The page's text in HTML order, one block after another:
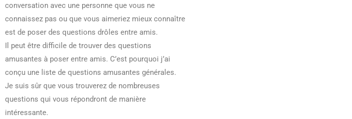
conversation avec une personne que vous ne
connaissez pas ou que vous aimeriez mieux connaître
est de poser des questions drôles entre amis.
Il peut être difficile de trouver des questions
amusantes à poser entre amis. C’est pourquoi j’ai
conçu une liste de questions amusantes générales.
Je suis sûr que vous trouverez de nombreuses
questions qui vous répondront de manière
intéressante.